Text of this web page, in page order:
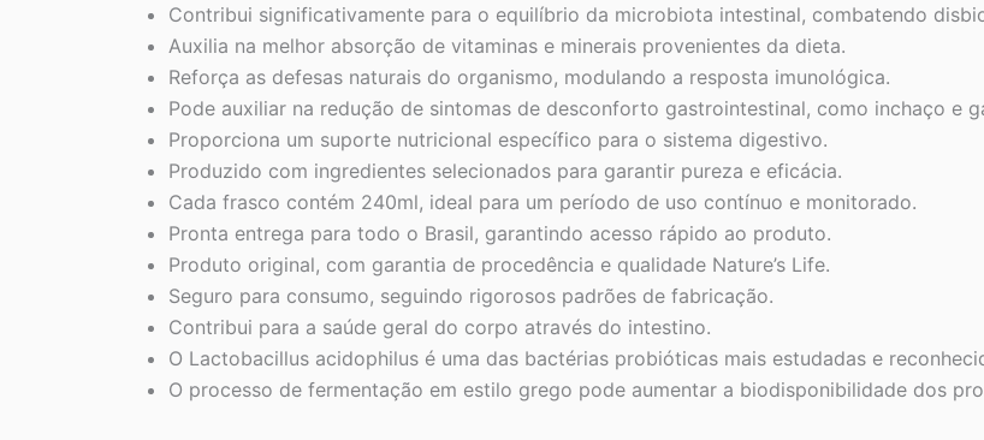
Contribui significativamente para o equilíbrio da microbiota intestinal, combatendo
Auxilia na melhor absorção de vitaminas e minerais provenientes da dieta.
Reforça as defesas naturais do organismo, modulando a resposta imunológica.
Pode auxiliar na redução de sintomas de desconforto gastrointestinal, como inchaço e
Proporciona um suporte nutricional específico para o sistema digestivo.
Produzido com ingredientes selecionados para garantir pureza e eficácia.
Cada frasco contém 240ml, ideal para um período de uso contínuo e monitorado.
Pronta entrega para todo o Brasil, garantindo acesso rápido ao produto.
Produto original, com garantia de procedência e qualidade Nature’s Life.
Seguro para consumo, seguindo rigorosos padrões de fabricação.
Contribui para a saúde geral do corpo através do intestino.
O Lactobacillus acidophilus é uma das bactérias probióticas mais estudadas e
O processo de fermentação em estilo grego pode aumentar a biodisponibilidade dos